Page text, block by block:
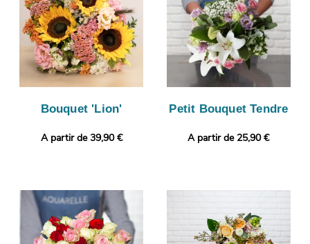
Bouquet 'Lion'
A partir de 39,90 €
Petit Bouquet Tendre
A partir de 25,90 €